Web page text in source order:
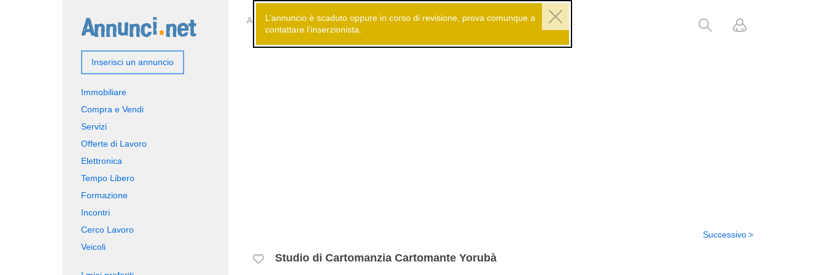
Annunci gratuiti Servizi Astrologia - Cartomanzia
L’annuncio è scaduto oppure in corso di revisione, prova comunque a
contattare l’inserzionista.
Studio di Cartomanzia Cartomante Yorubà
Successivo
Inserisci un annuncio
Immobiliare
Compra e Vendi
Servizi
Offerte di Lavoro
Elettronica
Tempo Libero
Formazione
Incontri
Cerco Lavoro
Veicoli